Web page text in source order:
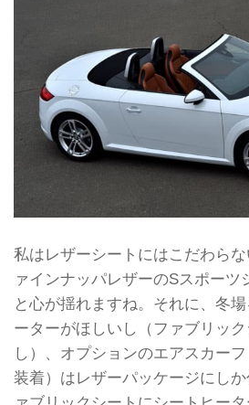
私はレザーシートにはこだわら
ァインナッパレザーのSスポーツ
と心が揺れますね。それに、冬
ーターがほしいし（ファブリッ
し）、オプションのエアスカー
装着）はレザーパッケージにし